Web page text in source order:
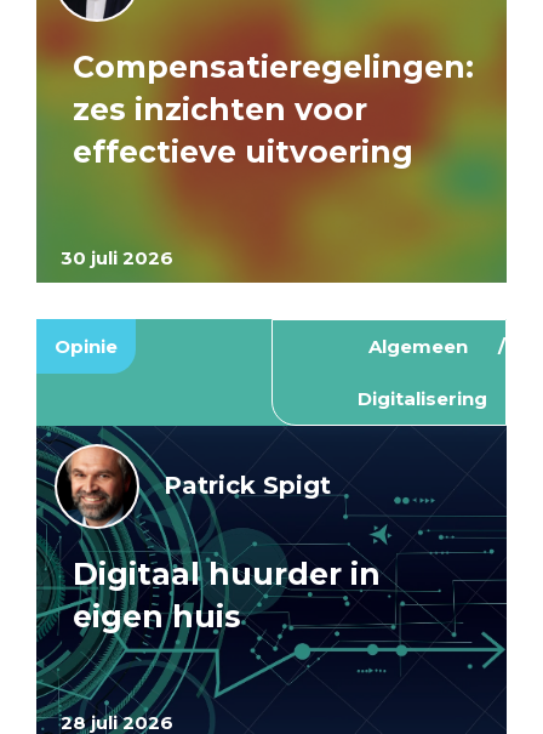
30 juli 2026
Compensatieregelingen:
zes inzichten voor
effectieve uitvoering
Opinie Algemeen
Digitalisering
28 juli 2026
Patrick Spigt
Digitaal huurder in
eigen huis